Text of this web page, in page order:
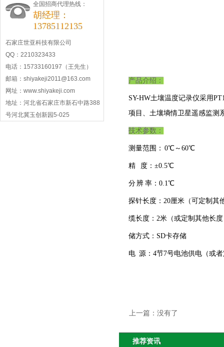
全国招商代理热线：
胡经理：
13785112135
石家庄世亚科技有限公司
QQ：2210323433
电话：15733160197（王先生）
邮箱：shiyakeji2011@163.com
网址：www.shiyakeji.com
地址：河北省石家庄市新石中路388
号河北冀玉创新园5-025
产品介绍：
SY-HW土壤温度记录仪采用
项目、土壤墒情卫星遥感监测
技术参数：
测量范围： 0℃～60℃
精 度：±0.5℃
分 辨 率：0.1℃
探针长度：20厘米（可定制其
缆长度：2米（或定制其他长
储方式：SD卡存储
电 源：4节7号电池供电（或
上一篇： 没有了
推荐资讯